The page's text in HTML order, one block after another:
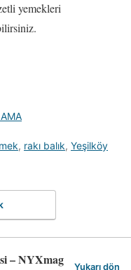
yemekleri
, rakı balık, Yeşilköy
– NYXmag Yukarı dön